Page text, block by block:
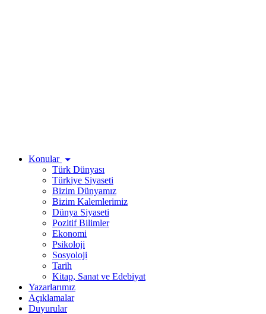
Konular
Türk Dünyası
Türkiye Siyaseti
Bizim Dünyamız
Bizim Kalemlerimiz
Dünya Siyaseti
Pozitif Bilimler
Ekonomi
Psikoloji
Sosyoloji
Tarih
Kitap, Sanat ve Edebiyat
Yazarlarımız
Açıklamalar
Duyurular